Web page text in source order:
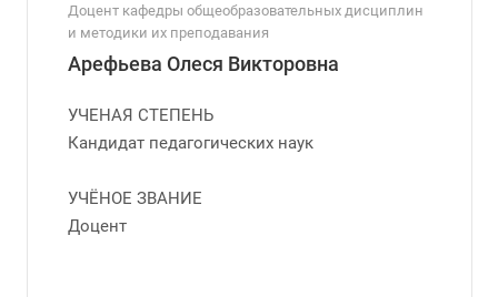
Доцент кафедры общеобразовательных дисциплин
и методики их преподавания
Арефьева Олеся Викторовна
УЧЕНАЯ СТЕПЕНЬ
Кандидат педагогических наук
УЧЁНОЕ ЗВАНИЕ
Доцент